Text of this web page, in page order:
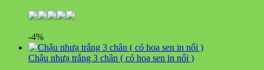
-4%
Chậu nhưạ trắng 3 chân ( có hoa sen in nổi )